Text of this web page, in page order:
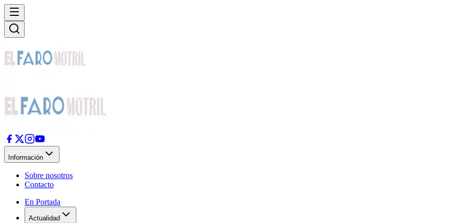
Información
Sobre nosotros
Contacto
En Portada
Actualidad